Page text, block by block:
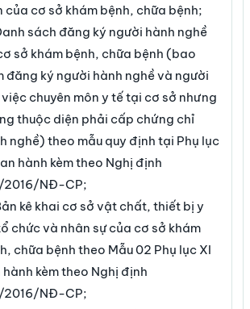
của cơ sở khám bệnh, chữa bệnh;
sách đăng ký người hành nghề
sở khám bệnh, chữa bệnh (bao
đăng ký người hành nghề và người
chuyên môn y tế tại cơ sở nhưng
thuộc diện phải cấp chứng chỉ
nghề) theo mẫu quy định tại Phụ lục
hành kèm theo Nghị định
2016/NĐ-CP;
kê khai cơ sở vật chất, thiết bị y
chức và nhân sự của cơ sở khám
chữa bệnh theo Mẫu 02 Phụ lục XI
hành kèm theo Nghị định
2016/NĐ-CP;